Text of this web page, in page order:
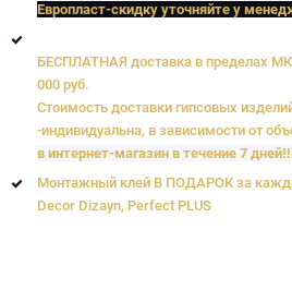
Европласт-скидку уточняйте у
БЕСПЛАТНАЯ доставка в пределах
000 руб.
Стоимость доставки гипсовых
-индивидуальна, в зависимости от
в интернет-магазин в течение 7
Монтажный клей В ПОДАРОК за
Decor Dizayn, Perfect PLUS